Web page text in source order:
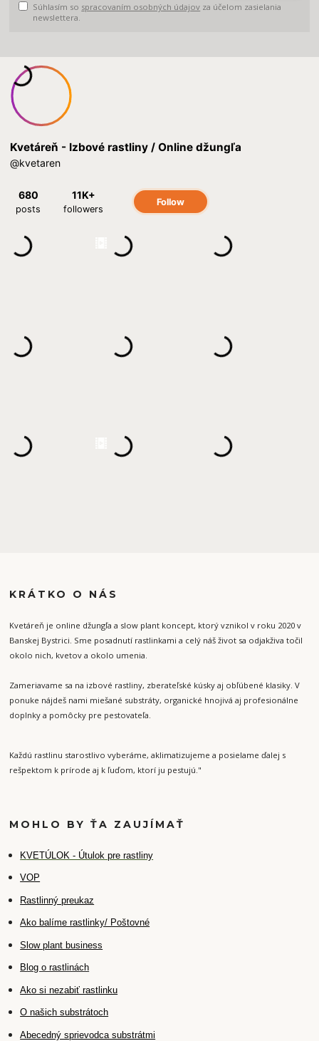
Súhlasím so spracovaním osobných údajov za účelom zasielania
newslettera.
KRÁTKO O NÁS
Kvetáreň je online džungľa a slow plant koncept, ktorý vznikol v roku 2020 v
Banskej Bystrici. Sme posadnutí rastlinkami a celý náš život sa odjakživa točil
okolo nich, kvetov a okolo umenia.
Zameriavame sa na izbové rastliny, zberateľské kúsky aj obľúbené klasiky. V
ponuke nájdeš nami miešané substráty, organické hnojivá aj profesionálne
doplnky a pomôcky pre pestovateľa.
Každú rastlinu starostlivo vyberáme, aklimatizujeme a posielame ďalej s
rešpektom k prírode aj k ľuďom, ktorí ju pestujú."
MOHLO BY ŤA ZAUJÍMAŤ
KVETÚLOK - Útulok pre rastliny
VOP
Rastlinný preukaz
Ako balíme rastlinky/ Poštovné
Slow plant business
Blog o rastlinách
Ako si nezabiť rastlinku
O našich substrátoch
Abecedný sprievodca substrátmi